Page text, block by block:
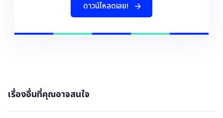
ดาวนโหลดเลย!
เรื่องอื่นที่คุณอาจสนใจ